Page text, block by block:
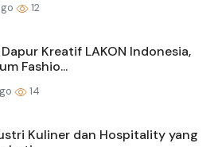
12
Kreatif LAKON Indonesia,
Fashio...
14
Kuliner dan Hospitality yang